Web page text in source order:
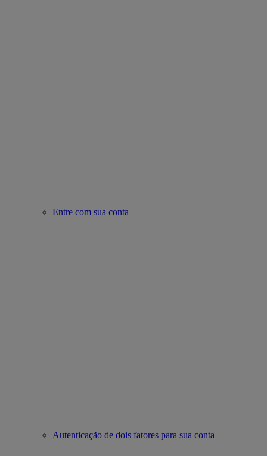
Entre com sua conta
Autenticação de dois fatores para sua conta